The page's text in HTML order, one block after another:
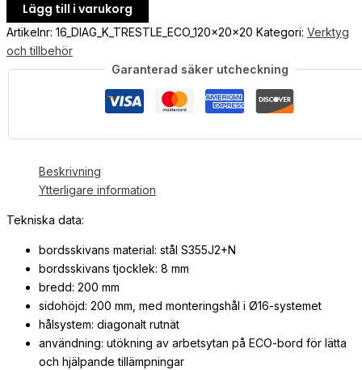
Lägg till i varukorg
Artikelnr: 16_DIAG_K_TRESTLE_ECO_120x20x20 Kategori: Verktyg
och tillbehör
Garanterad säker utcheckning
Beskrivning
Ytterligare information
Tekniska data:
bordsskivans material: stål S355J2+N
bordsskivans tjocklek: 8 mm
bredd: 200 mm
sidohöjd: 200 mm, med monteringshål i Ø16-systemet
hålsystem: diagonalt rutnät
användning: utökning av arbetsytan på ECO-bord för lätta
och hjälpande tillämpningar